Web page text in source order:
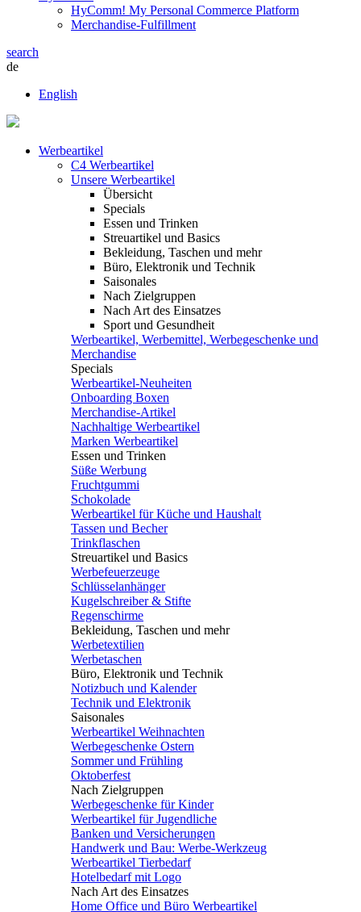
HyComm! My Personal Commerce Platform
Merchandise-Fulfillment
search
de
English
Werbeartikel
C4 Werbeartikel
Unsere Werbeartikel
Übersicht
Specials
Essen und Trinken
Streuartikel und Basics
Bekleidung, Taschen und mehr
Büro, Elektronik und Technik
Saisonales
Nach Zielgruppen
Nach Art des Einsatzes
Sport und Gesundheit
Werbeartikel, Werbemittel, Werbegeschenke und
Merchandise
Specials
Werbeartikel-Neuheiten
Onboarding Boxen
Merchandise-Artikel
Nachhaltige Werbeartikel
Marken Werbeartikel
Essen und Trinken
Süße Werbung
Fruchtgummi
Schokolade
Werbeartikel für Küche und Haushalt
Tassen und Becher
Trinkflaschen
Streuartikel und Basics
Werbefeuerzeuge
Schlüsselanhänger
Kugelschreiber & Stifte
Regenschirme
Bekleidung, Taschen und mehr
Werbetextilien
Werbetaschen
Büro, Elektronik und Technik
Notizbuch und Kalender
Technik und Elektronik
Saisonales
Werbeartikel Weihnachten
Werbegeschenke Ostern
Sommer und Frühling
Oktoberfest
Nach Zielgruppen
Werbegeschenke für Kinder
Werbeartikel für Jugendliche
Banken und Versicherungen
Handwerk und Bau: Werbe-Werkzeug
Werbeartikel Tierbedarf
Hotelbedarf mit Logo
Nach Art des Einsatzes
Home Office und Büro Werbeartikel